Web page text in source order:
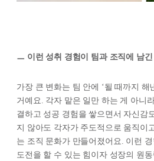
ㅡ 이런 성취 경험이 팀과 조직에 남
가장 큰 변화는 팀 안에 ‘될 때까지 해
거예요. 각자 맡은 일만 하는 게 아니
결하고 성공 경험을 쌓으면서 자신감
지 않아도 각자가 주도적으로 움직이
는 조직 문화가 만들어졌어요. 이런
도전을 할 수 있는 힘이자 성장의 원